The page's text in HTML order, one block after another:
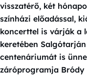
visszatérő, két
színházi előadással,
koncerttel is várják a
keretében
centenáriumát is
záróprogramja Bródy